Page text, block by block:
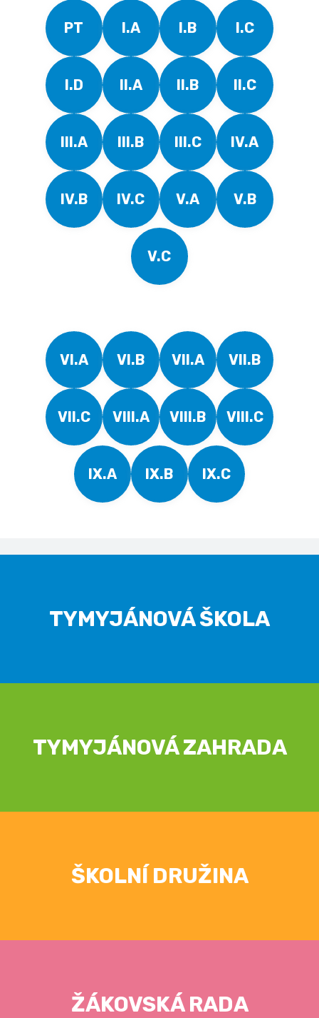
PT I.A I.B I.C
I.D II.A II.B II.C
III.A III.B III.C IV.A
IV.B IV.C V.A V.B
V.C
VI.A VI.B VII.A VII.B
VII.C VIII.A VIII.B VIII.C
IX.A IX.B IX.C
TYMYJÁNOVÁ ŠKOLA
TYMYJÁNOVÁ ZAHRADA
ŠKOLNÍ DRUŽINA
ŽÁKOVSKÁ RADA